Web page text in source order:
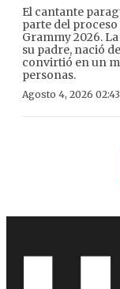
El cantante
parte del
Grammy 2026.
su padre, nació
convirtió en un
personas.
Agosto 4, 2026